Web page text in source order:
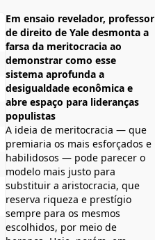
Em ensaio revelador, professor
de direito de Yale desmonta a
farsa da meritocracia ao
demonstrar como esse
sistema aprofunda a
desigualdade econômica e
abre espaço para lideranças
populistas
A ideia de meritocracia — que
premiaria os mais esforçados e
habilidosos — pode parecer o
modelo mais justo para
substituir a aristocracia, que
reserva riqueza e prestígio
sempre para os mesmos
escolhidos, por meio de